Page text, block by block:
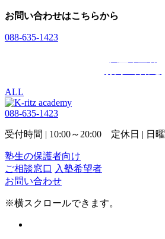
お問い合わせはこちらから
088-635-1423
ALL
088-635-1423
受付時間 | 10:00～20:00 定休日 | 日曜
塾生の保護者向け
ご相談窓口 入塾希望者
お問い合わせ
※横スクロールできます。